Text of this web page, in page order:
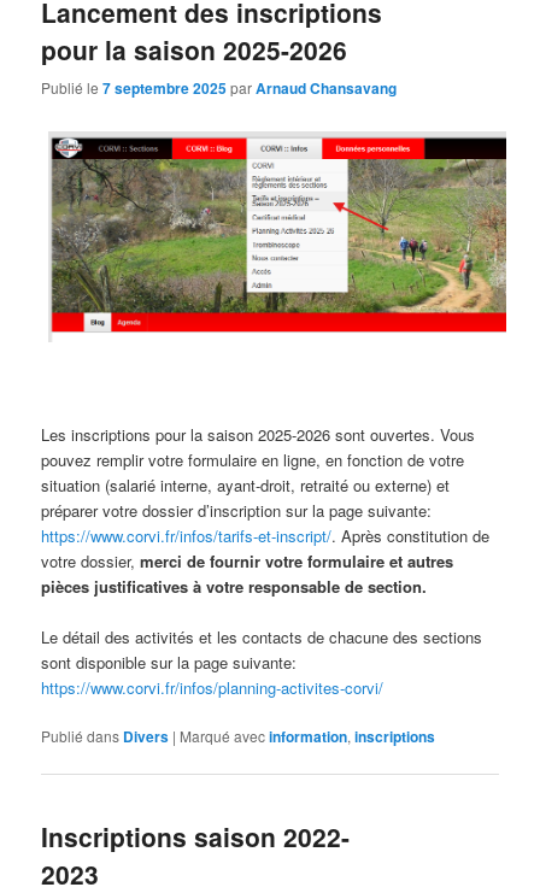
Lancement des inscriptions
pour la saison 2025-2026
Publié le7 septembre 2025parArnaud Chansavang
Les inscriptions pour la saison 2025-2026 sont ouvertes. Vous
pouvez remplir votre formulaire en ligne, en fonction de votre
situation (salarié interne, ayant-droit, retraité ou externe) et
préparer votre dossier d’inscription sur la page suivante:
https://www.corvi.fr/infos/tarifs-et-inscript/. Après constitution de
votre dossier,merci de fournir votre formulaire et autres
pièces justificatives à votre responsable de section.
Le détail des activités et les contacts de chacune des sections
sont disponible sur la page suivante:
https://www.corvi.fr/infos/planning-activites-corvi/
Publié dans Divers | Marqué avecinformation,inscriptions
Inscriptions saison 2022-
2023